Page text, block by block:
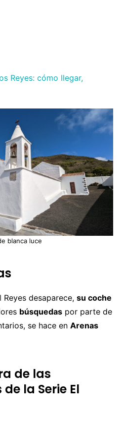
Reyes: cómo llegar,
blanca luce
desaparece, su coche
búsquedaspor parte de
se hace en Arenas
de las
la Serie El